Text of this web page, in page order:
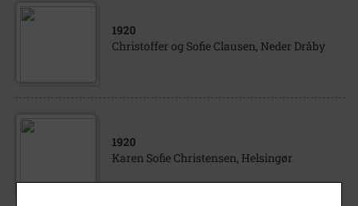
1920
Christoffer og Sofie Clausen, Neder Dråby
1920
Karen Sofie Christensen, Helsingør